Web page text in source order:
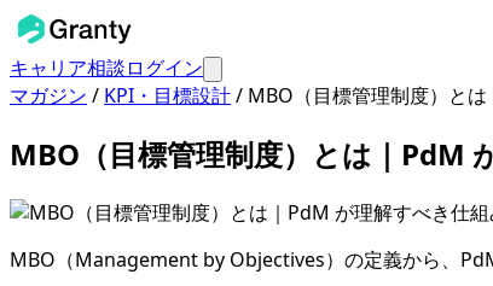
キャリア相談ログイン
マガジン / KPI・目標設計/ MBO（目標管理制度）と
MBO（目標管理制度）とは｜PdM
MBO（Management by Objectives）の定義から、